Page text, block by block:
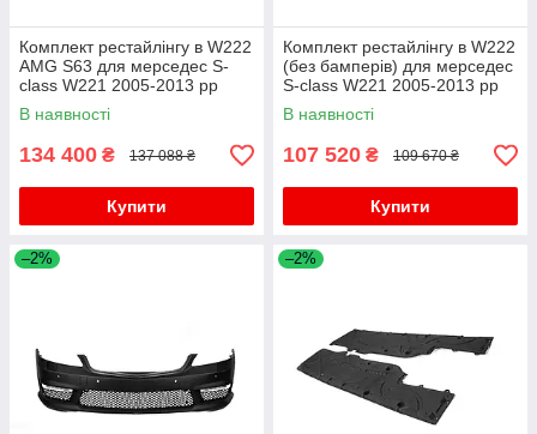
Комплект рестайлінгу в W222
AMG S63 для мерседес S-
сlass W221 2005-2013 рр
В наявності
134 400 ₴ 137 088 ₴
Купити
Комплект рестайлінгу в W222
(без бамперів) для мерседес
S-сlass W221 2005-2013 рр
В наявності
107 520 ₴ 109 670 ₴
Купити
–2% –2%